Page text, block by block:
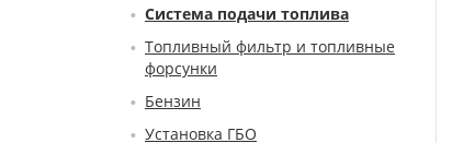
Система подачи топлива
Топливный фильтр и топливные
форсунки
Бензин
Установка ГБО